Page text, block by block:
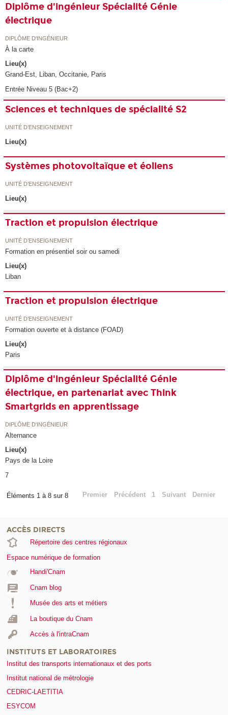
Diplôme d'ingénieur Spécialité Génie
électrique
DIPLÔME D'INGÉNIEUR
À la carte
Lieu(x)
Grand-Est, Liban, Occitanie, Paris
Entrée Niveau 5 (Bac+2)
Sciences et techniques de spécialité S2
UNITÉ D’ENSEIGNEMENT
Lieu(x)
Systèmes photovoltaïque et éoliens
UNITÉ D’ENSEIGNEMENT
Lieu(x)
Traction et propulsion électrique
UNITÉ D’ENSEIGNEMENT
Formation en présentiel soir ou samedi
Lieu(x)
Liban
Traction et propulsion électrique
UNITÉ D’ENSEIGNEMENT
Formation ouverte et à distance (FOAD)
Lieu(x)
Paris
Diplôme d'ingénieur Spécialité Génie
électrique, en partenariat avec Think
Smartgrids en apprentissage
DIPLÔME D'INGÉNIEUR
Alternance
Lieu(x)
Pays de la Loire
7
Éléments 1 à 8 sur 8 Premier Précédent 1 Suivant Dernier
ACCÈS DIRECTS
Répertoire des centres régionaux
Espace numérique de formation
Handi'Cnam
Cnam blog
Musée des arts et métiers
La boutique du Cnam
Accès à l'intraCnam
INSTITUTS ET LABORATOIRES
Institut des transports internationaux et des ports
Institut national de métrologie
CEDRIC-LAETITIA
ESYCOM